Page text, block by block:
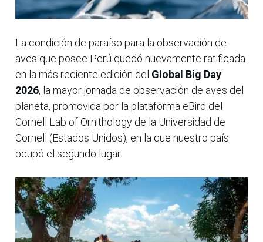
La condición de paraíso para la observación de
aves que posee Perú quedó nuevamente ratificada
en la más reciente edición del Global Big Day
2026, la mayor jornada de observación de aves del
planeta, promovida por la plataforma eBird del
Cornell Lab of Ornithology de la Universidad de
Cornell (Estados Unidos), en la que nuestro país
ocupó el segundo lugar.